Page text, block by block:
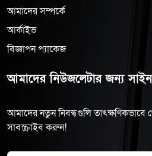
আমাদের সম্পর্কে
আর্কাইভ
বিজ্ঞাপন প্যাকেজ
আমাদের নিউজলেটার জন্য
আমাদের নতুন নিবন্ধগুলি তাৎক্ষণিকভাবে
সাবস্ক্রাইব করুন!